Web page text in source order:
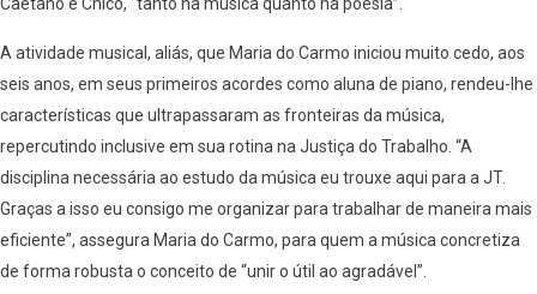
A atividade musical, aliás, que Maria do Carmo iniciou muito cedo, aos
seis anos, em seus primeiros acordes como aluna de piano, rendeu-lhe
características que ultrapassaram as fronteiras da música,
repercutindo inclusive em sua rotina na Justiça do Trabalho. “A
disciplina necessária ao estudo da música eu trouxe aqui para a JT.
Graças a isso eu consigo me organizar para trabalhar de maneira mais
eficiente”, assegura Maria do Carmo, para quem a música concretiza
de forma robusta o conceito de “unir o útil ao agradável”.